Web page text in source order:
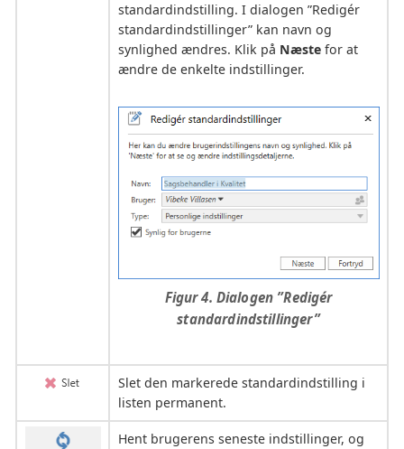
standardindstilling. I dialogen ”Redigér
standardindstillinger” kan navn og
synlighed ændres. Klik på Næstefor at
ændre de enkelte indstillinger.
Figur 4. Dialogen ”Redigér
standardindstillinger”
Slet den markerede standardindstilling i
listen permanent.
Hent brugerens seneste indstillinger, og